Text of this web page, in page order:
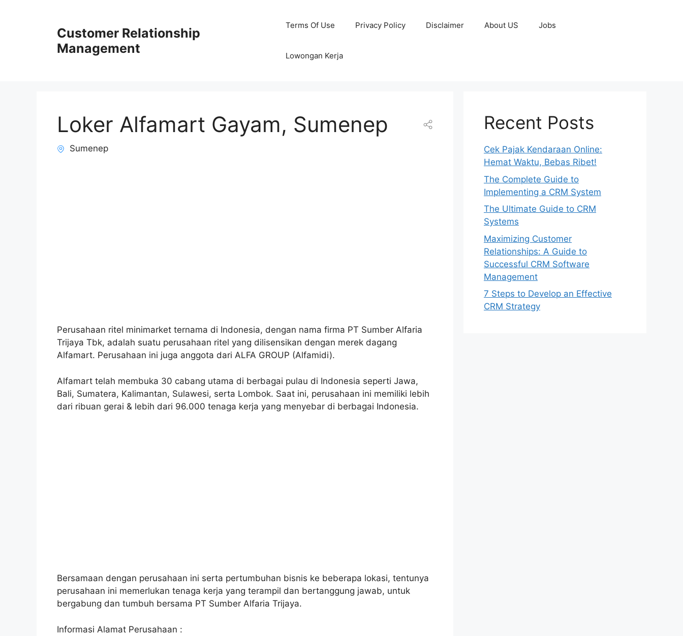
Customer Relationship
Management
Terms Of Use Privacy Policy Disclaimer About US Jobs
Lowongan Kerja
Loker Alfamart Gayam, Sumenep
Sumenep
Perusahaan ritel minimarket ternama di Indonesia, dengan nama firma PT Sumber Alfaria
Trijaya Tbk, adalah suatu perusahaan ritel yang dilisensikan dengan merek dagang
Alfamart. Perusahaan ini juga anggota dari ALFA GROUP (Alfamidi).
Alfamart telah membuka 30 cabang utama di berbagai pulau di Indonesia seperti Jawa,
Bali, Sumatera, Kalimantan, Sulawesi, serta Lombok. Saat ini, perusahaan ini memiliki lebih
dari ribuan gerai & lebih dari 96.000 tenaga kerja yang menyebar di berbagai Indonesia.
Bersamaan dengan perusahaan ini serta pertumbuhan bisnis ke beberapa lokasi, tentunya
perusahaan ini memerlukan tenaga kerja yang terampil dan bertanggung jawab, untuk
bergabung dan tumbuh bersama PT Sumber Alfaria Trijaya.
Informasi Alamat Perusahaan :
Recent Posts
Cek Pajak Kendaraan Online:
Hemat Waktu, Bebas Ribet!
The Complete Guide to
Implementing a CRM System
The Ultimate Guide to CRM
Systems
Maximizing Customer
Relationships: A Guide to
Successful CRM Software
Management
7 Steps to Develop an Effective
CRM Strategy